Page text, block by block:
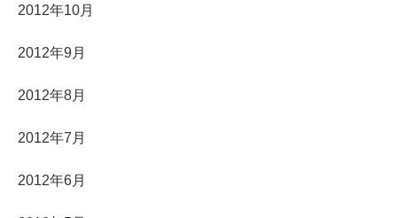
2012年10月
2012年9月
2012年8月
2012年7月
2012年6月